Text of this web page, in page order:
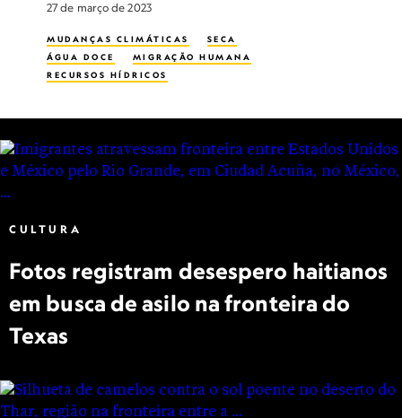
27 de março de 2023
MUDANÇAS CLIMÁTICAS
SECA
ÁGUA DOCE
MIGRAÇÃO HUMANA
RECURSOS HÍDRICOS
CULTURA
Fotos registram desespero haitianos
em busca de asilo na fronteira do
Texas